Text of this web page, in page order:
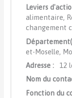
Leviers
alimentaire,
changement
et-Moselle,
Adresse :
12
Nom du
Fonction du